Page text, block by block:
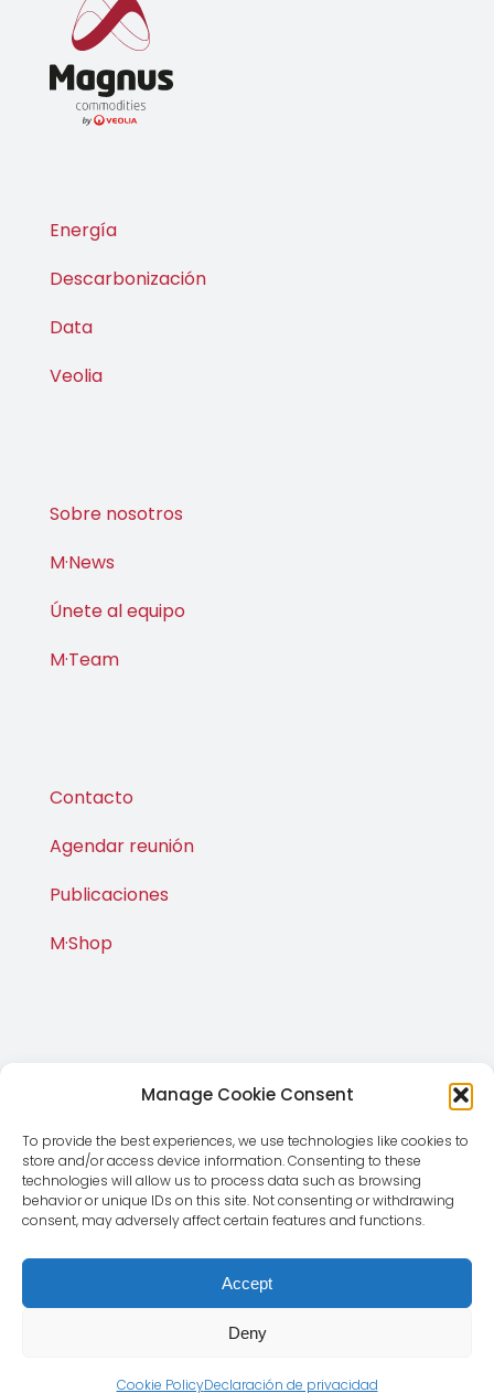
Manage Cookie Consent
To provide the best experiences, we use technologies like cookies to
store and/or access device information. Consenting to these
technologies will allow us to process data such as browsing
behavior or unique IDs on this site. Not consenting or withdrawing
consent, may adversely affect certain features and functions.
Accept
Deny
Cookie PolicyDeclaración de privacidad
Energía
Descarbonización
Data
Veolia
Sobre nosotros
M·News
Únete al equipo
M·Team
Contacto
Agendar reunión
Publicaciones
M·Shop
© Copyright 2012 - 2026 | Magnus Global CMD SL | Todos
los derechos reservados |Aviso Legal| Política de
Privacidad